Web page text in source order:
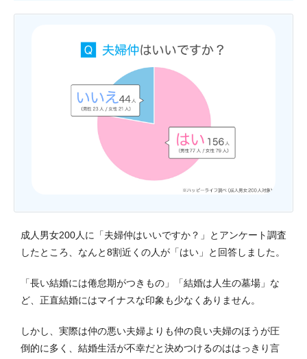
成人男女200人に「夫婦仲はいいですか？」とアンケート調査
したところ、なんと8割近くの人が「はい」と回答しました。
「長い結婚には倦怠期がつきもの」「結婚は人生の墓場」な
ど、正直結婚にはマイナスな印象も少なくありません。
しかし、実際は仲の悪い夫婦よりも仲の良い夫婦のほうが圧
倒的に多く、結婚生活が不幸だと決めつけるのははっきり言